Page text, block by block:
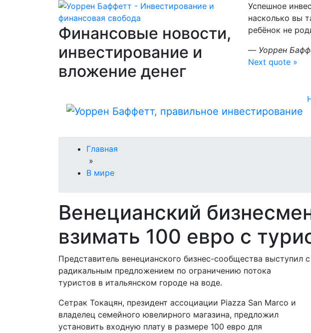
Финансовые новости,
инвестирование и
вложение денег
Успешное
насколько вы
ребёнок не
— Уоррен
Next quote »
Главная
»
В мире
Венецианский
взимать 100 евро с
Представитель венецианского бизнес-сообщества выступил с
радикальным предложением по ограничению потока
туристов в итальянском городе на воде.
Сетрак Токацян, президент ассоциации Piazza San Marco и
владелец семейного ювелирного магазина, предложил
установить входную плату в размере 100 евро для